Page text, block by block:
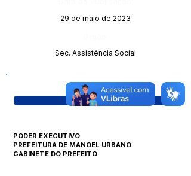
29 de maio de 2023
Sec. Assistência Social
Visualizar
PODER EXECUTIVO
PREFEITURA DE MANOEL URBANO
GABINETE DO PREFEITO